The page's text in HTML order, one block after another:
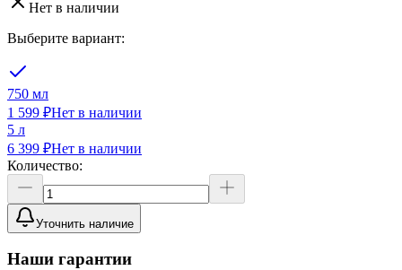
Нет в наличии
Выберите вариант:
750 мл
1 599 ₽Нет в наличии
5 л
6 399 ₽Нет в наличии
Количество:
Уточнить наличие
Наши гарантии